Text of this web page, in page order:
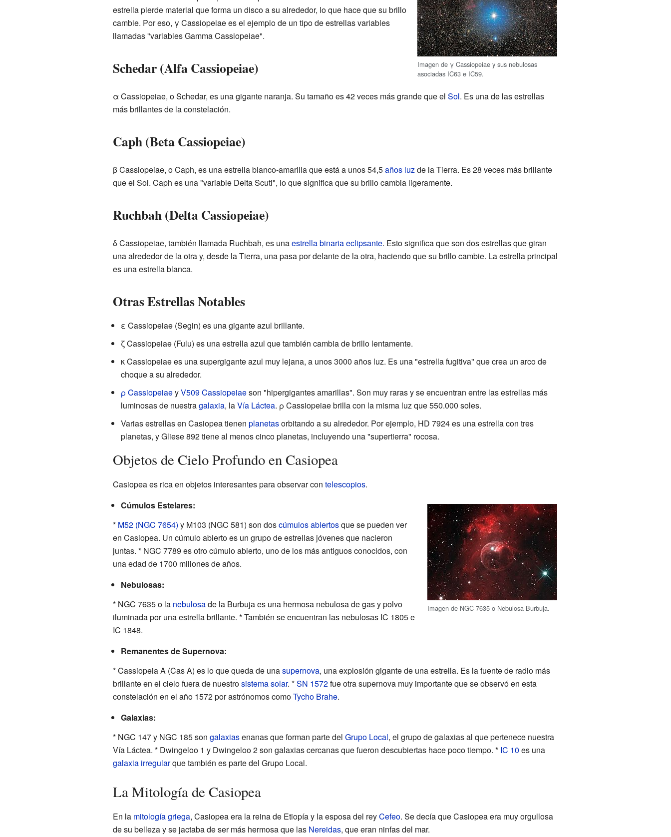
Imagen de γ Cassiopeiae y sus nebulosas
asociadas IC63 e IC59.
estrella pierde material que forma un disco a su alrededor, lo que hace que su brillo
cambie. Por eso, γ Cassiopeiae es el ejemplo de un tipo de estrellas variables
llamadas "variables Gamma Cassiopeiae".
Schedar (Alfa Cassiopeiae)
α Cassiopeiae, o Schedar, es una gigante naranja. Su tamaño es 42 veces más grande que el Sol. Es una de las estrellas
más brillantes de la constelación.
Caph (Beta Cassiopeiae)
β Cassiopeiae, o Caph, es una estrella blanco-amarilla que está a unos 54,5años luzde la Tierra. Es 28 veces más brillante
que el Sol. Caph es una "variable Delta Scuti", lo que significa que su brillo cambia ligeramente.
Ruchbah (Delta Cassiopeiae)
δ Cassiopeiae, también llamada Ruchbah, es unaestrella binaria eclipsante. Esto significa que son dos estrellas que giran
una alrededor de la otra y, desde la Tierra, una pasa por delante de la otra, haciendo que su brillo cambie. La estrella principal
es una estrella blanca.
Otras Estrellas Notables
ε Cassiopeiae (Segin) es una gigante azul brillante.
ζ Cassiopeiae (Fulu) es una estrella azul que también cambia de brillo lentamente.
κ Cassiopeiae es una supergigante azul muy lejana, a unos 3000 años luz. Es una "estrella fugitiva" que crea un arco de
choque a su alrededor.
ρ CassiopeiaeyV509 Cassiopeiaeson "hipergigantes amarillas". Son muy raras y se encuentran entre las estrellas más
luminosas de nuestragalaxia, laVía Láctea. ρ Cassiopeiae brilla con la misma luz que 550.000 soles.
Varias estrellas en Casiopea tienen planetasorbitando a su alrededor. Por ejemplo, HD 7924 es una estrella con tres
planetas, y Gliese 892 tiene al menos cinco planetas, incluyendo una "supertierra" rocosa.
Objetos de Cielo Profundo en Casiopea
Casiopea es rica en objetos interesantes para observar con telescopios.
Imagen de NGC 7635 o Nebulosa Burbuja.
Cúmulos Estelares:
* M52 (NGC 7654) y M103 (NGC 581) son doscúmulos abiertosque se pueden ver
en Casiopea. Un cúmulo abierto es un grupo de estrellas jóvenes que nacieron
juntas. * NGC 7789 es otro cúmulo abierto, uno de los más antiguos conocidos, con
una edad de 1700 millones de años.
Nebulosas:
* NGC 7635 o la nebulosade la Burbuja es una hermosa nebulosa de gas y polvo
iluminada por una estrella brillante. * También se encuentran las nebulosas IC 1805 e
IC 1848.
Remanentes de Supernova:
* Cassiopeia A (Cas A) es lo que queda de unasupernova, una explosión gigante de una estrella. Es la fuente de radio más
brillante en el cielo fuera de nuestrosistema solar. *SN 1572fue otra supernova muy importante que se observó en esta
constelación en el año 1572 por astrónomos comoTycho Brahe.
Galaxias:
* NGC 147 y NGC 185 son galaxiasenanas que forman parte del Grupo Local, el grupo de galaxias al que pertenece nuestra
Vía Láctea. * Dwingeloo 1 y Dwingeloo 2 son galaxias cercanas que fueron descubiertas hace poco tiempo. * IC 10 es una
galaxia irregularque también es parte del Grupo Local.
La Mitología de Casiopea
En la mitología griega, Casiopea era la reina de Etiopía y la esposa del reyCefeo. Se decía que Casiopea era muy orgullosa
de su belleza y se jactaba de ser más hermosa que las Nereidas, que eran ninfas del mar.